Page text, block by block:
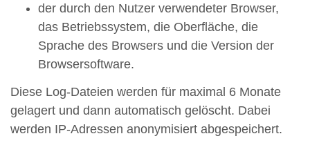
der durch den Nutzer verwendeter Browser,
das Betriebssystem, die Oberfläche, die
Sprache des Browsers und die Version der
Browsersoftware.
Diese Log-Dateien werden für maximal 6 Monate
gelagert und dann automatisch gelöscht. Dabei
werden IP-Adressen anonymisiert abgespeichert.